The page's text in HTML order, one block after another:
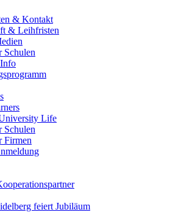
& Kontakt
& Leihfristen
Schulen
Life
Schulen
Firmen
feiert Jubiläum